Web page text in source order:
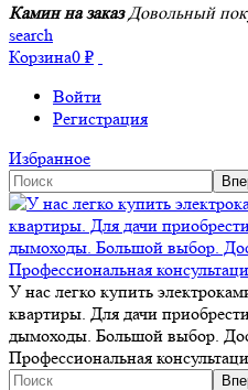
Камин на заказ Довольный
search
Корзина0 ₽
Войти
Регистрация
Избранное
У нас легко купить
квартиры. Для дачи
дымоходы. Большой выбор.
Профессиональная